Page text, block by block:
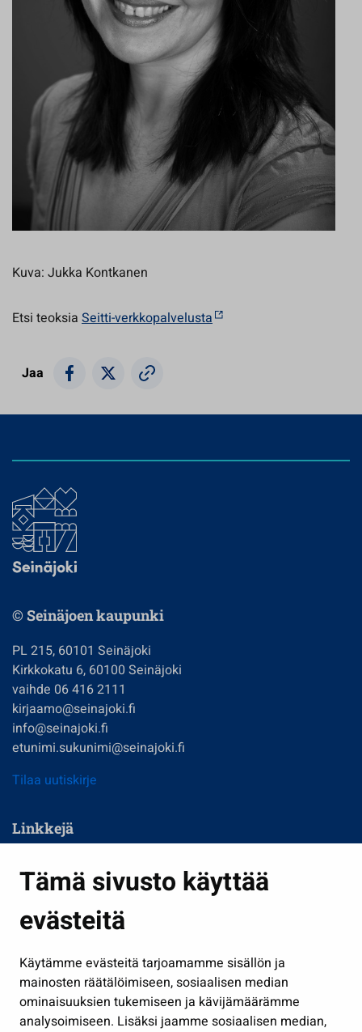
Tämä sivusto käyttää
evästeitä
Käytämme evästeitä tarjoamamme sisällön ja
mainosten räätälöimiseen, sosiaalisen median
ominaisuuksien tukemiseen ja kävijämäärämme
analysoimiseen. Lisäksi jaamme sosiaalisen median,
Kuva: Jukka Kontkanen
Etsi teoksia Seitti-verkkopalvelusta
Jaa
© Seinäjoen kaupunki
PL 215, 60101 Seinäjoki
Kirkkokatu 6, 60100 Seinäjoki
vaihde 06 416 2111
kirjaamo@seinajoki.fi
info@seinajoki.fi
etunimi.sukunimi@seinajoki.fi
Tilaa uutiskirje
Linkkejä
Kasvatus ja opetus
Kulttuuri ja liikunta
Työ ja yrittäminen
Osallistu ja asioi